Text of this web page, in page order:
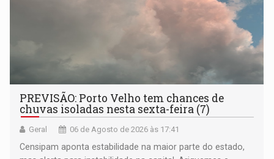
PREVISÃO: Porto Velho tem chances de
chuvas isoladas nesta sexta-feira (7)
Geral 06 de Agosto de 2026 às 17:41
Censipam aponta estabilidade na maior parte do estado,